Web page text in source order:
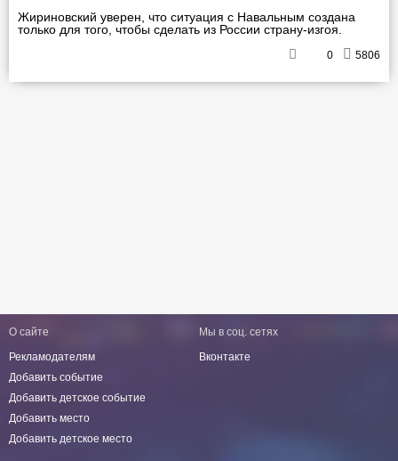
Жириновский уверен, что ситуация с Навальным создана
только для того, чтобы сделать из России страну-изгоя.
0 5806
О сайте
Рекламодателям
Добавить событие
Добавить детское событие
Добавить место
Добавить детское место
Мы в соц. сетях
Вконтакте